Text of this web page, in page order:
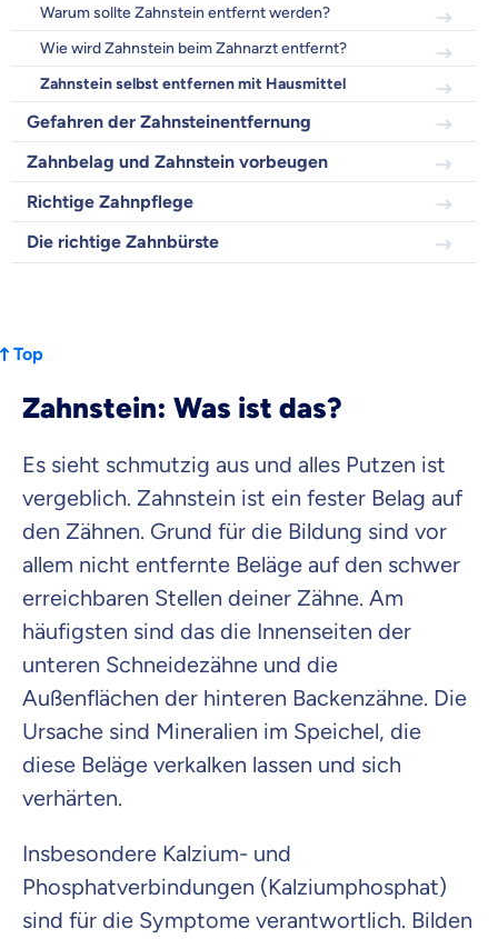
Warum sollte Zahnstein entfernt werden?
Wie wird Zahnstein beim Zahnarzt entfernt?
Zahnstein selbst entfernen mit Hausmittel
Gefahren der Zahnsteinentfernung
Zahnbelag und Zahnstein vorbeugen
Richtige Zahnpflege
Die richtige Zahnbürste
Top
Zahnstein: Was ist das?
Es sieht schmutzig aus und alles Putzen ist
vergeblich. Zahnstein ist ein fester Belag auf
den Zähnen. Grund für die Bildung sind vor
allem nicht entfernte Beläge auf den schwer
erreichbaren Stellen deiner Zähne. Am
häufigsten sind das die Innenseiten der
unteren Schneidezähne und die
Außenflächen der hinteren Backenzähne. Die
Ursache sind Mineralien im Speichel, die
diese Beläge verkalken lassen und sich
verhärten.
Insbesondere Kalzium- und
Phosphatverbindungen (Kalziumphosphat)
sind für die Symptome verantwortlich. Bilden
Zahnzusatz
Versicherung
Krankenhaus
Versicherung